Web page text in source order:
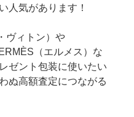
人気があります！
ヴィトン）や
（エルメス）な
ゼント包装に使いたい
ぬ高額査定につながる